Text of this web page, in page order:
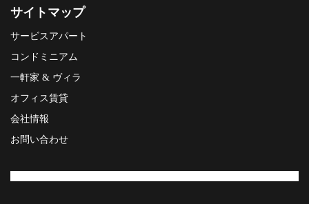
サイトマップ
サービスアパート
コンドミニアム
一軒家 & ヴィラ
オフィス賃貸
会社情報
お問い合わせ